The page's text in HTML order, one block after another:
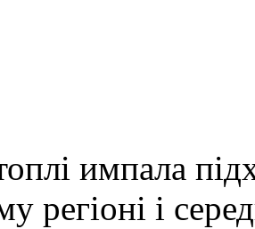
импала
регіоні і